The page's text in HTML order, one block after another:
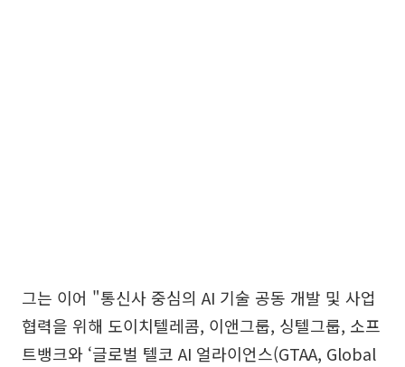
그는 이어 "통신사 중심의 AI 기술 공동 개발 및 사업
협력을 위해 도이치텔레콤, 이앤그룹, 싱텔그룹, 소프
트뱅크와 ‘글로벌 텔코 AI 얼라이언스(GTAA, Global